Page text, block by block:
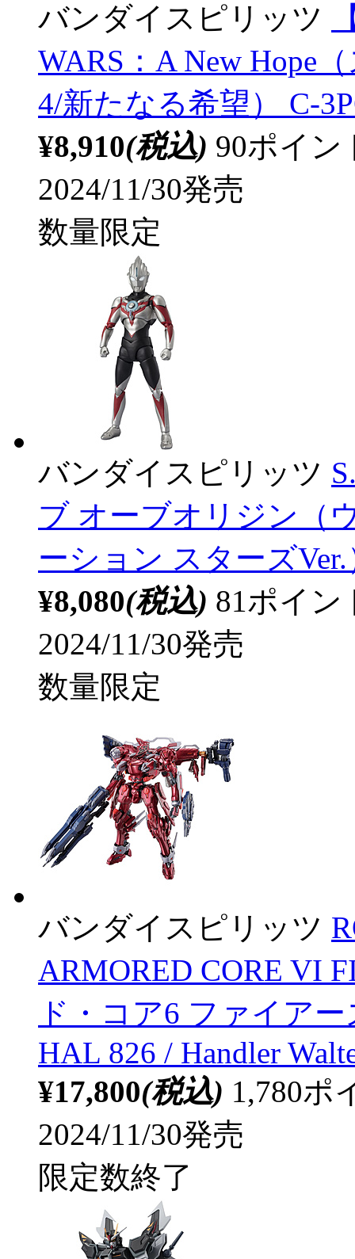
バンダイスピリッツ
WARS：A New Hope
4/新たなる希望） C-
¥8,910(税込) 90ポイ
2024/11/30発売
数量限定
バンダイスピリッツ
ブ オーブオリジン（
ーション スターズ
¥8,080(税込) 81ポイ
2024/11/30発売
数量限定
バンダイスピリッツ
ARMORED CORE VI
ド・コア6 ファイア
HAL 826 / Handler
¥17,800(税込) 1,780ポ
2024/11/30発売
限定数終了